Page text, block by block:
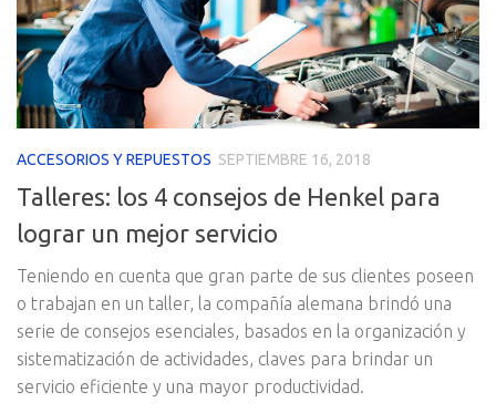
ACCESORIOS Y REPUESTOS SEPTIEMBRE 16, 2018
Talleres: los 4 consejos de Henkel para
lograr un mejor servicio
Teniendo en cuenta que gran parte de sus clientes poseen
o trabajan en un taller, la compañía alemana brindó una
serie de consejos esenciales, basados en la organización y
sistematización de actividades, claves para brindar un
servicio eficiente y una mayor productividad.